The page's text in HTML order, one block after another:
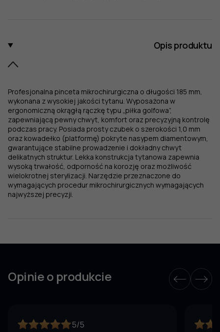
Opis produktu
Profesjonalna pinceta mikrochirurgiczna o długości 185 mm,
wykonana z wysokiej jakości tytanu. Wyposażona w
ergonomiczną okrągłą rączkę typu „piłka golfowa”,
zapewniającą pewny chwyt, komfort oraz precyzyjną kontrolę
podczas pracy. Posiada prosty czubek o szerokości 1,0 mm
oraz kowadełko (platformę) pokryte nasypem diamentowym,
gwarantujące stabilne prowadzenie i dokładny chwyt
delikatnych struktur. Lekka konstrukcja tytanowa zapewnia
wysoką trwałość, odporność na korozję oraz możliwość
wielokrotnej sterylizacji. Narzędzie przeznaczone do
wymagających procedur mikrochirurgicznych wymagających
najwyższej precyzji.
Opinie o produkcie
5/5